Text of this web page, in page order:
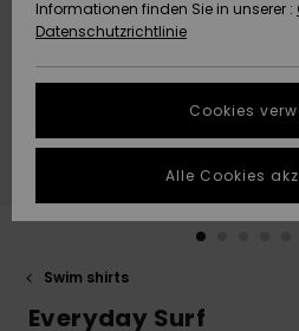
Starten Sie
um die
schnellste
Antwort auf
erhalten.
NACHHALTIGKEIT
SHOPS
QUIKSILVER APP
WUNSCHLISTE
Swim shirts
Everyday Surf
Informationen finden Sie in unserer :
Datenschutzrichtlinie
Cookies
Alle Cookies